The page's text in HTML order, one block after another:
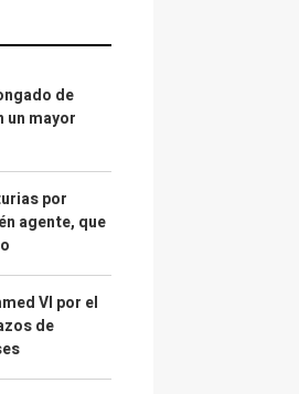
de
un mayor
por
agente, que
VI por el
de